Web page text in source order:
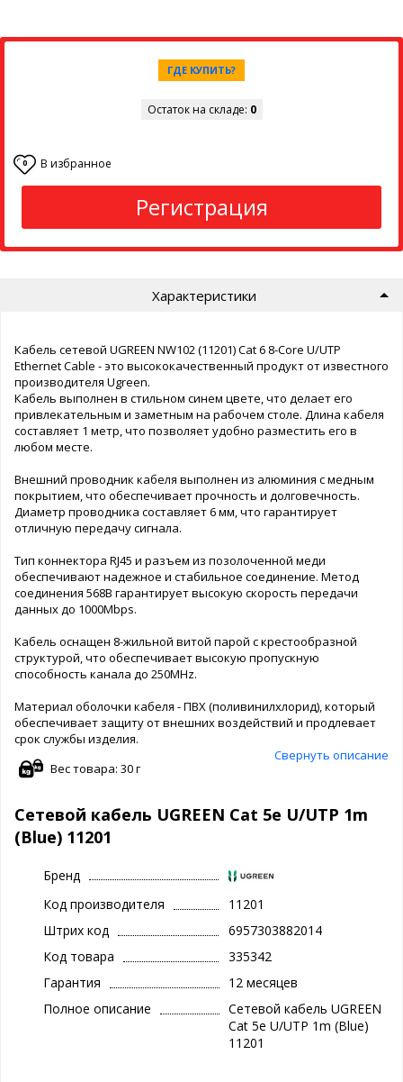
ГДЕ КУПИТЬ?
Остаток на складе: 0
0 В избранное
Регистрация
Характеристики
Кабель сетевой UGREEN NW102 (11201) Cat 6 8-Core U/UTP
Ethernet Cable - это высококачественный продукт от известного
производителя Ugreen.
Кабель выполнен в стильном синем цвете, что делает его
привлекательным и заметным на рабочем столе. Длина кабеля
составляет 1 метр, что позволяет удобно разместить его в
любом месте.
Внешний проводник кабеля выполнен из алюминия с медным
покрытием, что обеспечивает прочность и долговечность.
Диаметр проводника составляет 6 мм, что гарантирует
отличную передачу сигнала.
Тип коннектора RJ45 и разъем из позолоченной меди
обеспечивают надежное и стабильное соединение. Метод
соединения 568B гарантирует высокую скорость передачи
данных до 1000Mbps.
Кабель оснащен 8-жильной витой парой с крестообразной
структурой, что обеспечивает высокую пропускную
способность канала до 250MHz.
Материал оболочки кабеля - ПВХ (поливинилхлорид), который
обеспечивает защиту от внешних воздействий и продлевает
срок службы изделия.
Свернуть описание
Вес товара: 30 г
Сетевой кабель UGREEN Cat 5e U/UTP 1m
(Blue) 11201
Бренд
Код производителя
11201
Штрих код
6957303882014
Код товара
335342
Гарантия
12 месяцев
Полное описание
Сетевой кабель UGREEN
Cat 5e U/UTP 1m (Blue)
11201